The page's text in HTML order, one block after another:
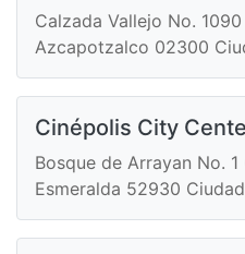
Calzada Vallejo No.
Azcapotzalco 02300
Cinépolis City
Bosque de Arrayan No.
Esmeralda 52930